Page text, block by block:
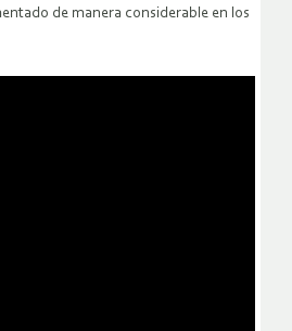
de manera considerable en los